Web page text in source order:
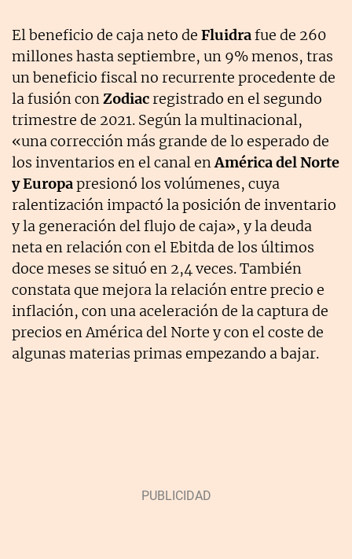
El beneficio de caja neto de Fluidrafue de 260
millones hasta septiembre, un 9% menos, tras
un beneficio fiscal no recurrente procedente de
la fusión conZodiacregistrado en el segundo
trimestre de 2021. Según la multinacional,
«una corrección más grande de lo esperado de
los inventarios en el canal enAmérica del Norte
y Europapresionó los volúmenes, cuya
ralentización impactó la posición de inventario
y la generación del flujo de caja», y la deuda
neta en relación con el Ebitda de los últimos
doce meses se situó en 2,4 veces. También
constata que mejora la relación entre precio e
inflación, con una aceleración de la captura de
precios en América del Norte y con el coste de
algunas materias primas empezando a bajar.